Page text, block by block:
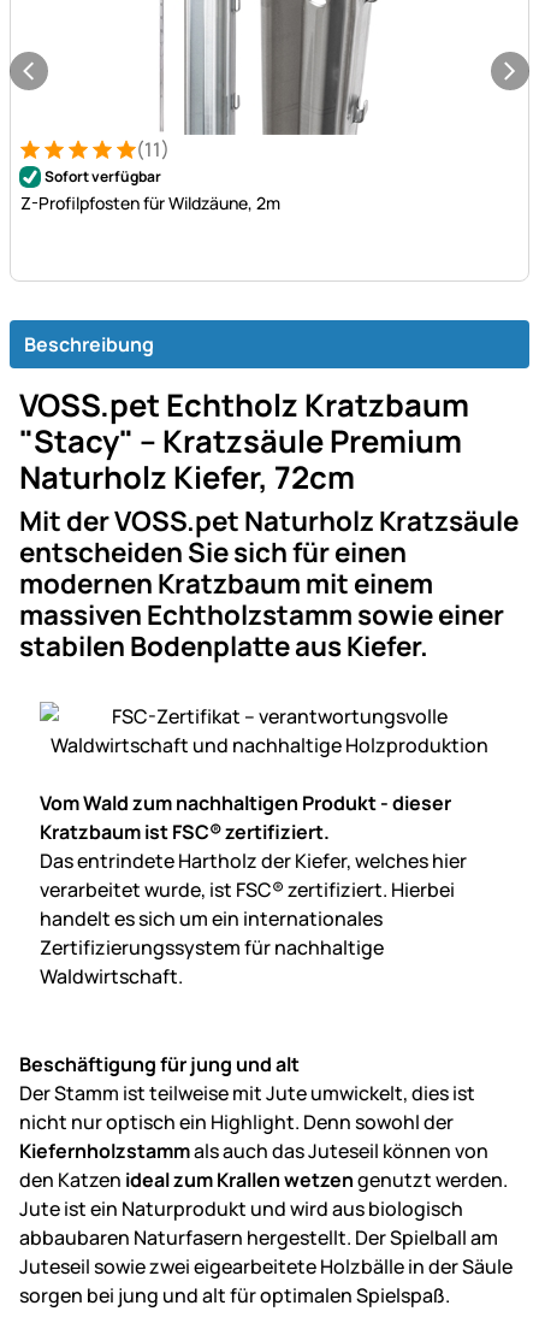
Bewertung: 5 von 5 (11 Bewertungen)
11 Bewertungen
(11)
Sofort verfügbar
Z-Profilpfosten für Wildzäune, 2m
Beschreibung
VOSS.pet Echtholz Kratzbaum
"Stacy" – Kratzsäule Premium
Naturholz Kiefer, 72cm
Mit der VOSS.pet Naturholz Kratzsäule
entscheiden Sie sich für einen
modernen Kratzbaum mit einem
massiven Echtholzstamm sowie einer
stabilen Bodenplatte aus Kiefer.
Vom Wald zum nachhaltigen Produkt - dieser
Kratzbaum ist FSC® zertifiziert.
Das entrindete Hartholz der Kiefer, welches hier
verarbeitet wurde, ist FSC® zertifiziert. Hierbei
handelt es sich um ein internationales
Zertifizierungssystem für nachhaltige
Waldwirtschaft.
Beschäftigung für jung und alt
Der Stamm ist teilweise mit Jute umwickelt, dies ist
nicht nur optisch ein Highlight. Denn sowohl der
Kiefernholzstammals auch das Juteseil können von
den Katzen ideal zum Krallen wetzengenutzt werden.
Jute ist ein Naturprodukt und wird aus biologisch
abbaubaren Naturfasern hergestellt. Der Spielball am
Juteseil sowie zwei eigearbeitete Holzbälle in der Säule
sorgen bei jung und alt für optimalen Spielspaß.